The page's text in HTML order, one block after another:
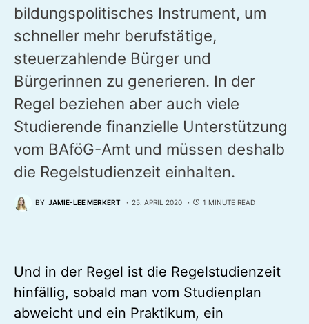
bildungspolitisches Instrument, um
schneller mehr berufstätige,
steuerzahlende Bürger und
Bürgerinnen zu generieren. In der
Regel beziehen aber auch viele
Studierende finanzielle Unterstützung
vom BAföG-Amt und müssen deshalb
die Regelstudienzeit einhalten.
BY JAMIE-LEE MERKERT 25. APRIL 2020 1 MINUTE READ
Und in der Regel ist die Regelstudienzeit
hinfällig, sobald man vom Studienplan
abweicht und ein Praktikum, ein